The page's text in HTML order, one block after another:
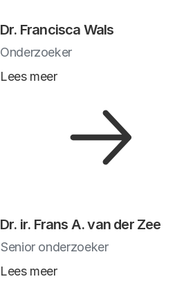
Dr. Francisca Wals
Onderzoeker
Lees meer
Dr. ir. Frans A. van der Zee
Senior onderzoeker
Lees meer